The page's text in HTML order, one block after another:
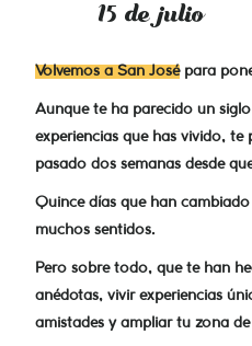
15 de julio
Volvemos a San Josépara
Aunque te ha parecido un
experiencias que has vivido,
pasado dos semanas desde
Quincedías que han
muchos sentidos.
Pero sobre todo, que te han
anédotas, vivir experiencias
amistades y ampliar tu zona